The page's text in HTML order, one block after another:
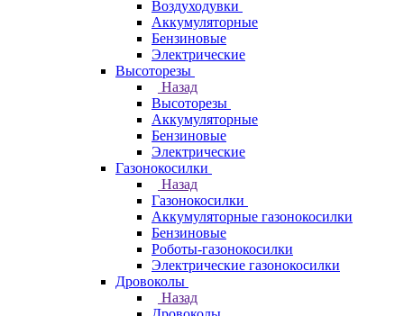
Воздуходувки
Аккумуляторные
Бензиновые
Электрические
Высоторезы
Назад
Высоторезы
Аккумуляторные
Бензиновые
Электрические
Газонокосилки
Назад
Газонокосилки
Аккумуляторные газонокосилки
Бензиновые
Роботы-газонокосилки
Электрические газонокосилки
Дровоколы
Назад